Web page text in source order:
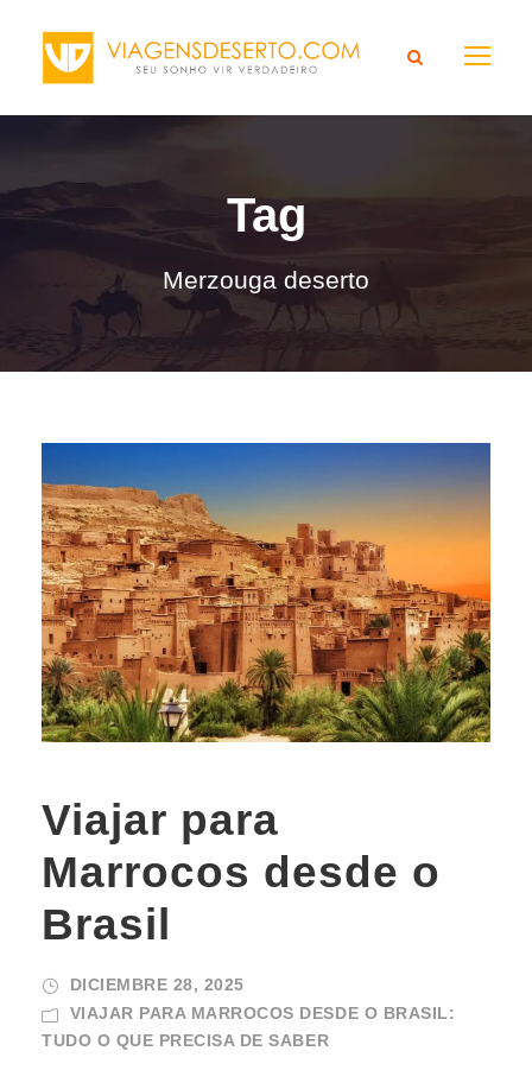
Tag
Merzouga deserto
Viajar para
Marrocos desde o
Brasil
DICIEMBRE 28, 2025
VIAJAR PARA MARROCOS DESDE O BRASIL:
TUDO O QUE PRECISA DE SABER